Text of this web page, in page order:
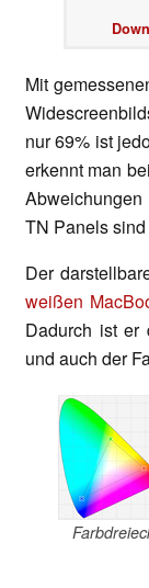
Mit
nur 69% ist
erkennt man
TN Panels
Der
weißen
Dadurch ist er
und auch der